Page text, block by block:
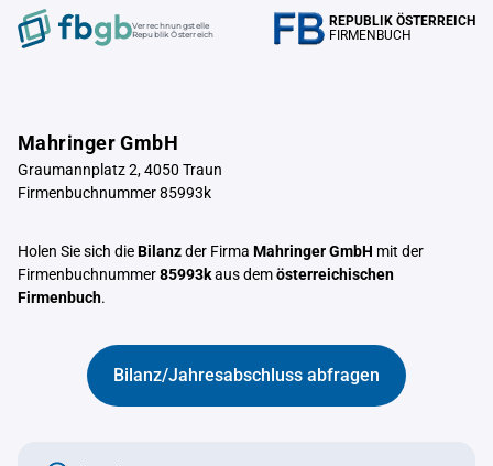
Verrechnungstelle
Republik Österreich
REPUBLIK ÖSTERREICH
FIRMENBUCH
Mahringer GmbH
Graumannplatz 2, 4050 Traun
Firmenbuchnummer 85993k
Holen Sie sich dieBilanzder Firma Mahringer GmbH mit der
Firmenbuchnummer85993kaus demösterreichischen
Firmenbuch.
Bilanz/Jahresabschluss abfragen